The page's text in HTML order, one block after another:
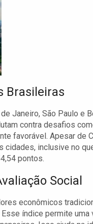
Brasileiras
Janeiro, São Paulo
contra desafios
favorável. Apesar de
cidades, inclusive no
pontos.
Social
econômicos
Esse índice permite uma